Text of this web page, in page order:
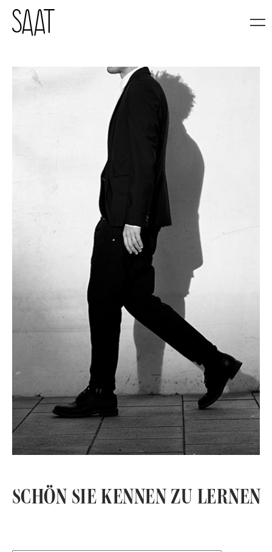
SCHÖN SIE KENNEN ZU LERNEN